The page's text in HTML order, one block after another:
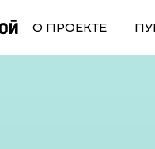
О ПРОЕКТЕ